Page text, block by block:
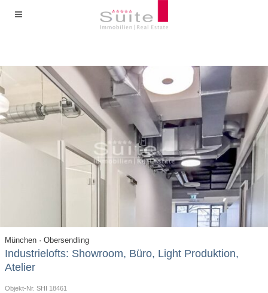
München · Obersendling
Industrielofts: Showroom, Büro, Light Produktion,
Atelier
Objekt-Nr. SHI 18461